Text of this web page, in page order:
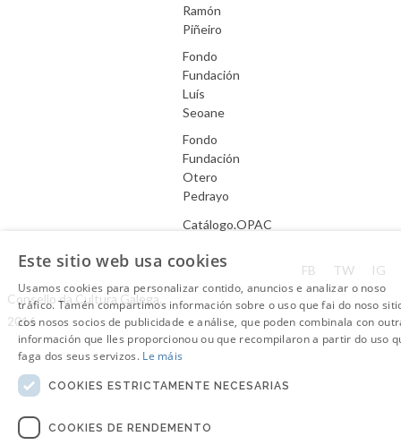
Ramón
Piñeiro
Fondo
Fundación
Luís
Seoane
Fondo
Fundación
Otero
Pedrayo
Catálogo.OPAC
Aviso Legal
Consello da Cultura Galega.
2016
FB TW IG
Este sitio web usa cookies
Usamos cookies para personalizar contido, anuncios e analizar o noso
tráfico. Tamén compartimos información sobre o uso que fai do noso
cos nosos socios de publicidade e análise, que poden combinala con
información que lles proporcionou ou que recompilaron a partir do uso
faga dos seus servizos. Le máis
COOKIES ESTRICTAMENTE NECESARIAS
COOKIES DE RENDEMENTO